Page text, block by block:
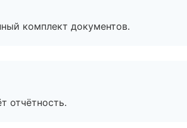
комплект документов.
отчётность.